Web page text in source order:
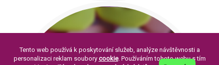
Tento web používá k poskytování služeb, analýze návštěvnosti a
personalizaci reklam soubory cookie. Používáním tohoto webu s tím